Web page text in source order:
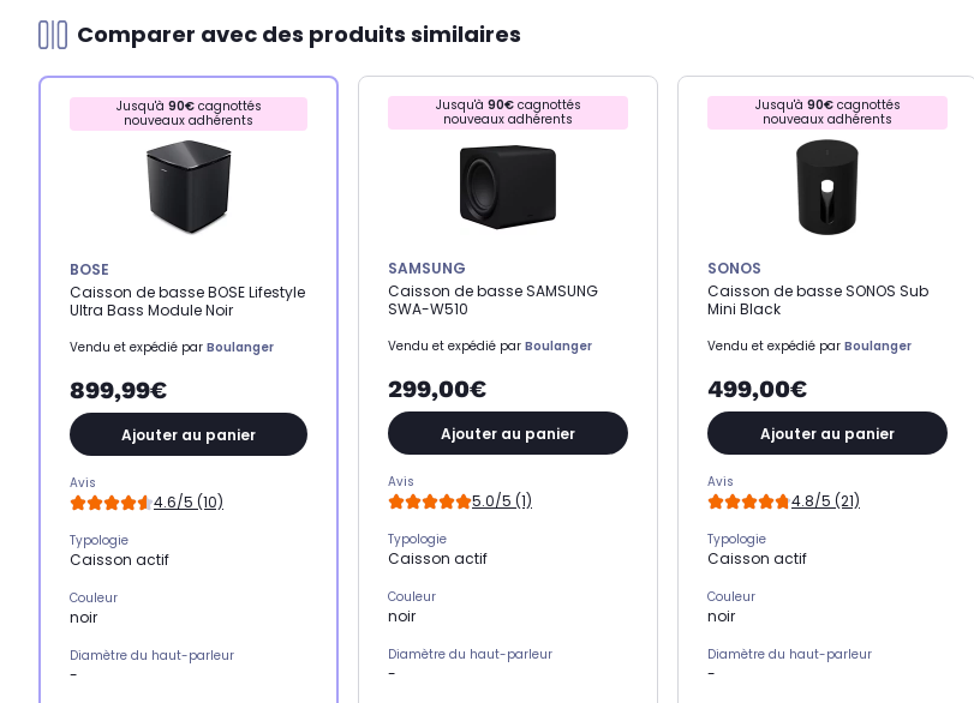
Comparer avec des produits similaires
Jusqu'à 90€cagnottés
nouveaux adhérents
BOSE
Caisson de basse BOSE Lifestyle
Ultra Bass Module Noir
Vendu et expédié par Boulanger
899,99€
Ajouter au panier
Avis
4.6/5 (10)
Typologie
Caisson actif
Couleur
noir
Diamètre du haut-parleur
-
Jusqu'à 90€cagnottés
nouveaux adhérents
SAMSUNG
Caisson de basse SAMSUNG
SWA-W510
Vendu et expédié par Boulanger
299,00€
Ajouter au panier
Avis
5.0/5 (1)
Typologie
Caisson actif
Couleur
noir
Diamètre du haut-parleur
-
Jusqu'à 90€cagnottés
nouveaux adhérents
SONOS
Caisson de basse SONOS Sub
Mini Black
Vendu et expédié par Boulanger
499,00€
Ajouter au panier
Avis
4.8/5 (21)
Typologie
Caisson actif
Couleur
noir
Diamètre du haut-parleur
-